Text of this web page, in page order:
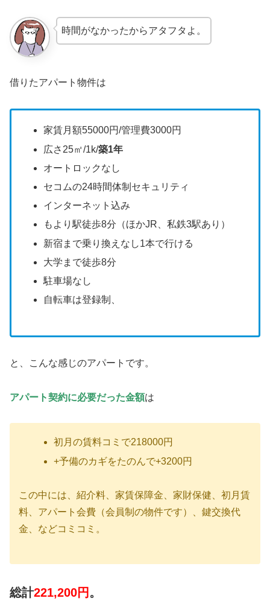
時間がなかったからアタフタよ。
借りたアパート物件は
家賃月額55000円/管理費3000円
広さ25㎡/1k/築1年
オートロックなし
セコムの24時間体制セキュリティ
インターネット込み
もより駅徒歩8分（ほかJR、私鉄3駅あり）
新宿まで乗り換えなし1本で行ける
大学まで徒歩8分
駐車場なし
自転車は登録制、
と、こんな感じのアパートです。
アパート契約に必要だった金額は
初月の賃料コミで218000円
+予備のカギをたのんで+3200円
この中には、紹介料、家賃保障金、家財保健、初月賃
料、アパート会費（会員制の物件です）、鍵交換代
金、などコミコミ。
総計221,200円 。